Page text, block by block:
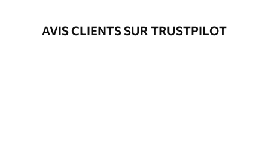
Peel and Stick
AVIS CLIENTS SUR TRUSTPILOT